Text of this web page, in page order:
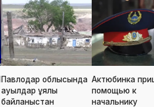
Павлодар облысында
ауылдар ұялы
байланыстан
Актюбинка
помощью к
начальнику